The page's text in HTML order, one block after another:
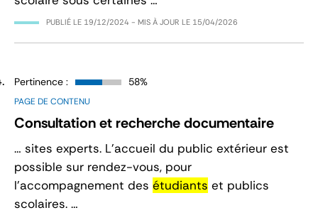
PUBLIÉ LE 19/12/2024 - MIS À JOUR LE 15/04/2026
PAGE DE CONTENU
Consultation et recherche documentaire
Pertinence : 58%
… sites experts. L’accueil du public extérieur est
possible sur rendez-vous, pour
l’accompagnement des étudiants et publics
scolaires. …